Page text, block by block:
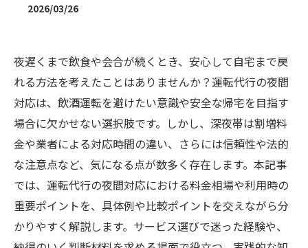
2026/03/26
夜遅くまで飲食や会合が続くとき、安心して自宅まで戻
れる方法を考えたことはありませんか？運転代行の夜間
対応は、飲酒運転を避けたい意識や安全な帰宅を目指す
場合に欠かせない選択肢です。しかし、深夜帯は割増料
金や業者による対応時間の違い、さらには信頼性や法的
な注意点など、気になる点が数多く存在します。本記事
では、運転代行の夜間対応における料金相場や利用時の
重要ポイントを、具体例や比較ポイントを交えながら分
かりやすく解説します。サービス選びで迷った経験や、